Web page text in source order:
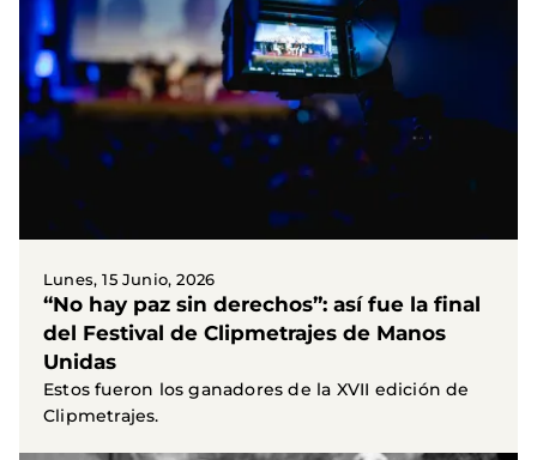
Lunes, 15 Junio, 2026
“No hay paz sin derechos”: así fue la final
del Festival de Clipmetrajes de Manos
Unidas
Estos fueron los ganadores de la XVII edición de
Clipmetrajes.